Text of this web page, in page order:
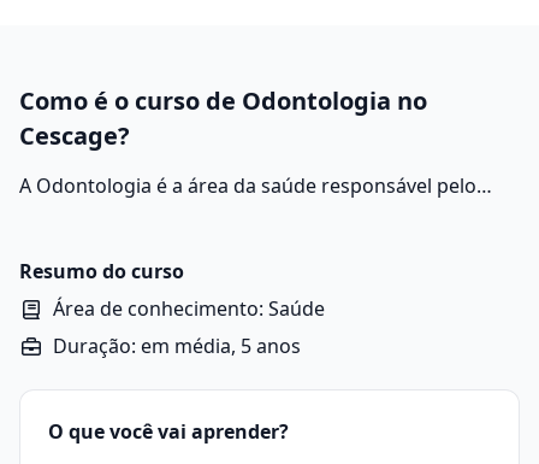
Como é o curso de Odontologia no
Cescage?
A Odontologia é a área da saúde responsável pelo
ossos da face e demais estruturas da cavidade bucal.
Resumo do curso
Área de conhecimento: Saúde
Duração: em média, 5 anos
O que você vai aprender?